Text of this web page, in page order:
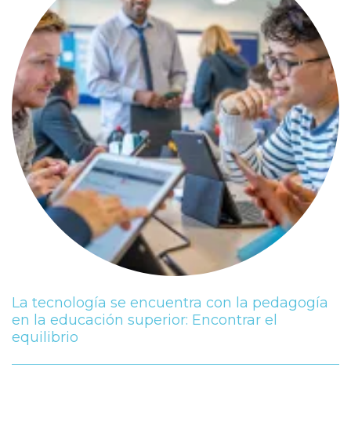
La tecnología se encuentra con la pedagogía
en la educación superior: Encontrar el
equilibrio